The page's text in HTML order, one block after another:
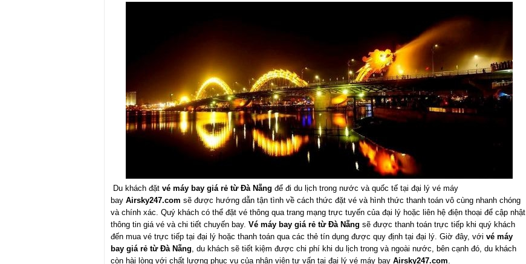
Du khách đặt vé máy bay giá rẻ từ Đà Nẵng để đi du lịch trong nước và quốc tế tại đại lý vé máy
bay Airsky247.com sẽ được hướng dẫn tận tình về cách thức đặt vé và hình thức thanh toán vô cùng nhanh chóng
và chính xác. Quý khách có thể đặt vé thông qua trang mạng trực tuyến của đại lý hoặc liên hệ điện thoại để cập nhật
thông tin giá vé và chi tiết chuyến bay. Vé máy bay giá rẻ từ Đà Nẵng sẽ được thanh toán trực tiếp khi quý khách
đến mua vé trực tiếp tại đại lý hoặc thanh toán qua các thẻ tín dụng được quy định tại đại lý. Giờ đây, với vé máy
bay giá rẻ từ Đà Nẵng, du khách sẽ tiết kiệm được chi phí khi du lịch trong và ngoài nước, bên cạnh đó, du khách
còn hài lòng với chất lượng phục vụ của nhân viên tư vấn tại đại lý vé máy bay Airsky247.com.